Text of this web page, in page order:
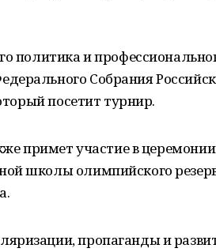
политика и
Собрания
посетит турнир.
примет участие в церемонии
школы олимпийского
пропаганды и